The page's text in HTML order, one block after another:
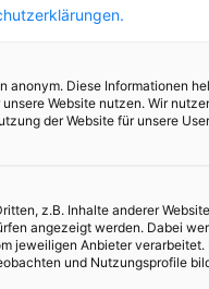
von Brot,
anonym. Diese Informationen
Website nutzen. Wir
der Website für unsere
z.B. Inhalte anderer
angezeigt werden. Dabei
jeweiligen Anbieter verarbeitet.
und Nutzungsprofile